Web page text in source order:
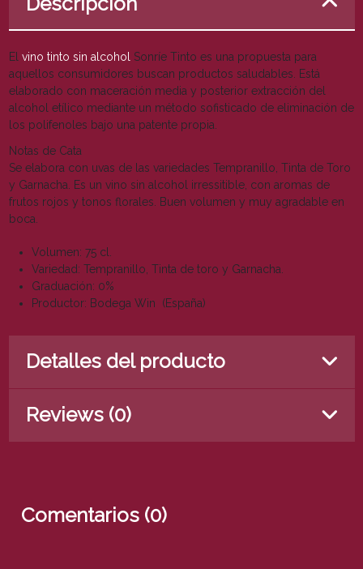
El vino tinto sin alcohol
Sonríe Tinto es una propuesta para
aquellos consumidores buscan productos saludables. Está
elaborado con maceración media y posterior extracción del
alcohol etílico mediante un método sofisticado de eliminación de
los polifenoles bajo una patente propia.
Notas de Cata
Se elabora con uvas de las variedades Tempranillo, Tinta de Toro
y Garnacha. Es un vino sin alcohol irressitible, con aromas de
frutos rojos y tonos florales. Buen volumen y muy agradable en
boca.
Volumen: 75 cl.
Variedad: Tempranillo, Tinta de toro y Garnacha.
Graduación: 0%
Productor: Bodega Win (España)
Detalles del producto
Reviews (0)
Comentarios (0)